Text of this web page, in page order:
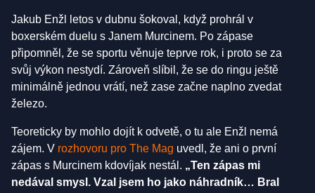
Jakub Enžl letos v dubnu šokoval, když prohrál v
boxerském duelu s Janem Murcinem. Po zápase
připomněl, že se sportu věnuje teprve rok, i proto se za
svůj výkon nestydí. Zároveň slíbil, že se do ringu ještě
minimálně jednou vrátí, než zase začne naplno zvedat
železo.
Teoreticky by mohlo dojít k odvetě, o tu ale Enžl nemá
zájem. V rozhovoru pro The Mag uvedl, že ani o první
zápas s Murcinem kdovíjak nestál. „Ten zápas mi
nedával smysl. Vzal jsem ho jako náhradník… Bral